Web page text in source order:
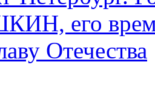
его
Отечества